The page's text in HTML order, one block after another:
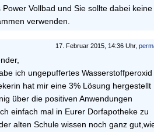
Vollbad und Sie sollte dabei keine
verwenden.
17. Februar 2015, 14:36 Uhr,
ich ungepuffertes Wasserstoffperoxid
hat mir eine 3% Lösung hergestellt
über die positiven Anwendungen
einfach mal in Eurer Dorfapotheke zu
alten Schule wissen noch ganz